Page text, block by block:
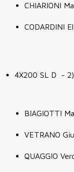
CHIARIONI
CODARDINI
4X200 SL D -
BIAGIOTTI
VETRANO
QUAGGIO